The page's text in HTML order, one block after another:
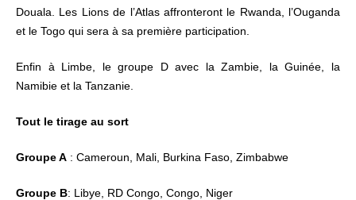
Douala. Les Lions de l’Atlas affronteront le Rwanda, l’Ouganda
et le Togo qui sera à sa première participation.
Enfin à Limbe, le groupe D avec la Zambie, la Guinée, la
Namibie et la Tanzanie.
Tout le tirage au sort
Groupe A : Cameroun, Mali, Burkina Faso, Zimbabwe
Groupe B: Libye, RD Congo, Congo, Niger